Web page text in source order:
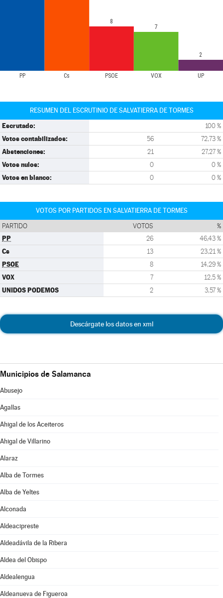
PP Cs PSOE VOX UP
8
7
2
RESUMEN DEL ESCRUTINIO DE SALVATIERRA DE TORMES
Escrutado: 100 %
Votos contabilizados: 56 72,73 %
Abstenciones: 21 27,27 %
Votos nulos: 0 0 %
Votos en blanco: 0 0 %
VOTOS POR PARTIDOS EN SALVATIERRA DE TORMES
PARTIDO VOTOS %
PP 26 46,43 %
Cs 13 23,21 %
PSOE 8 14,29 %
VOX 7 12,5 %
UNIDOS PODEMOS 2 3,57 %
Descárgate los datos en xml
Municipios de Salamanca
Abusejo
Agallas
Ahigal de los Aceiteros
Ahigal de Villarino
Alaraz
Alba de Tormes
Alba de Yeltes
Alconada
Aldeacipreste
Aldeadávila de la Ribera
Aldea del Obispo
Aldealengua
Aldeanueva de Figueroa